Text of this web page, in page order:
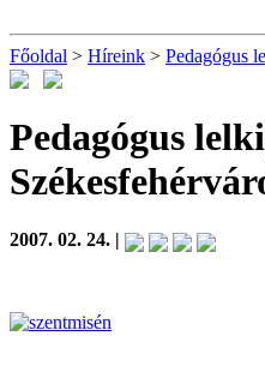
Főoldal > Híreink > Pedagógus
Pedagógus
2007. 02. 24. |